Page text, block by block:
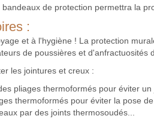
de protection permettra la
:
et à l'hygiène ! La protection
de poussières et d'anfractuosités
les jointures et creux :
pliages thermoformés pour éviter un
thermoformés pour éviter la pose
par des joints thermosoudés...